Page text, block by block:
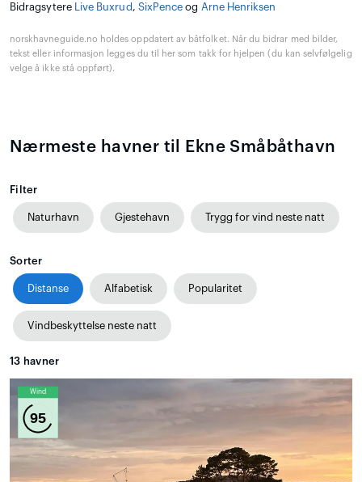
Bidragsytere Live Buxrud , SixPence og Arne Henriksen
norskhavneguide.no holdes oppdatert av båtfolket. Når du bidrar med bilder,
tekst eller informasjon legges du til her som takk for hjelpen (du kan selvfølgelig
velge å ikke stå oppført).
Nærmeste havner til Ekne Småbåthavn
Filter
Naturhavn Gjestehavn Trygg for vind neste natt
Sorter
Distanse Alfabetisk Popularitet
Vindbeskyttelse neste natt
13 havner
Wind
95